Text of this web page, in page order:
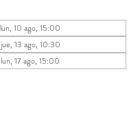
lun, 10 ago, 15:00
jue, 13 ago, 10:30
lun, 17 ago, 15:00